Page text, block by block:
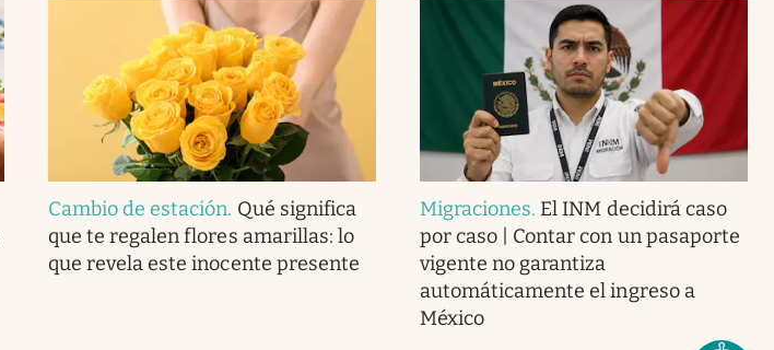
Cambio de estación. Qué significa
que te regalen flores amarillas: lo
que revela este inocente presente
Migraciones. El INM decidirá caso
por caso | Contar con un pasaporte
vigente no garantiza
automáticamente el ingreso a
México